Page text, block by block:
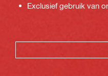
Exclusief gebruik van